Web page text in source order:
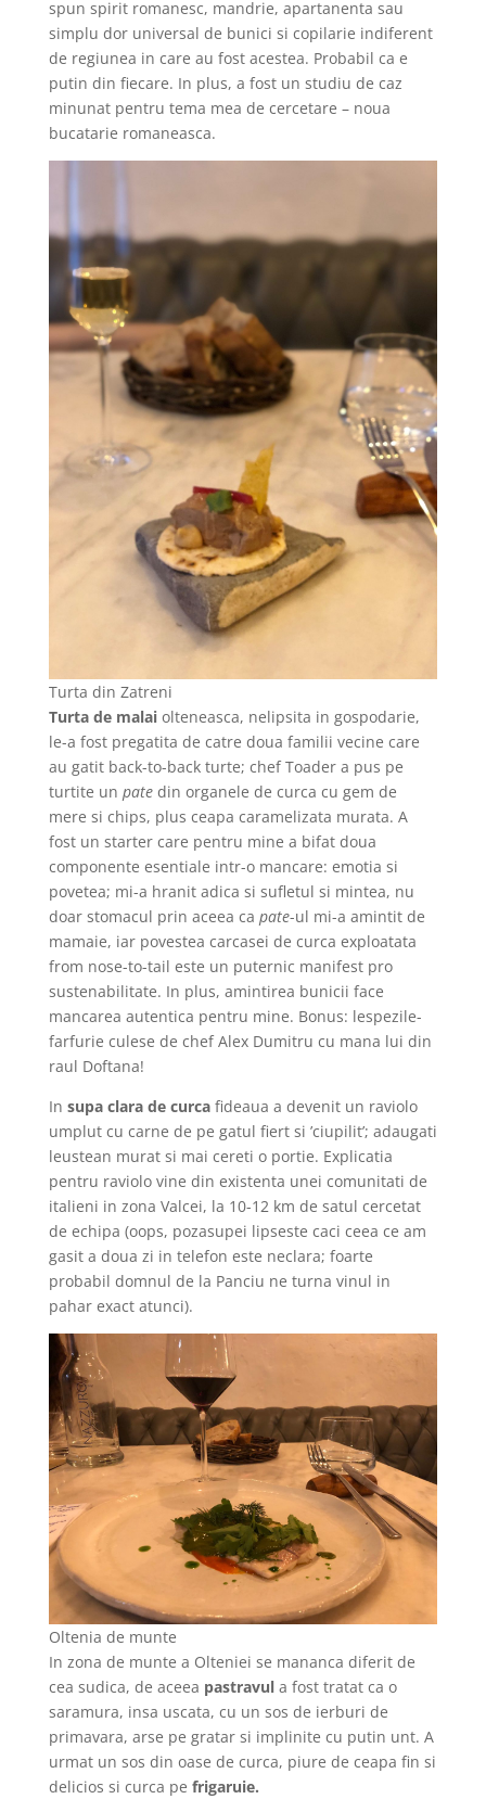
spun spirit romanesc, mandrie, apartanenta sau
simplu dor universal de bunici si copilarie indiferent
de regiunea in care au fost acestea. Probabil ca e
putin din fiecare. In plus, a fost un studiu de caz
minunat pentru tema mea de cercetare – noua
bucatarie romaneasca.
Turta din Zatreni
Turta de malai olteneasca, nelipsita in gospodarie,
le-a fost pregatita de catre doua familii vecine care
au gatit back-to-back turte; chef Toader a pus pe
turtite un patedin organele de curca cu gem de
mere si chips, plus ceapa caramelizata murata. A
fost un starter care pentru mine a bifat doua
componente esentiale intr-o mancare: emotia si
povetea; mi-a hranit adica si sufletul si mintea, nu
doar stomacul prin aceea ca pate-ul mi-a amintit de
mamaie, iar povestea carcasei de curca exploatata
from nose-to-tail este un puternic manifest pro
sustenabilitate. In plus, amintirea bunicii face
mancarea autentica pentru mine. Bonus: lespezile-
farfurie culese de chef Alex Dumitru cu mana lui din
raul Doftana!
In supa clara de curcafideaua a devenit un raviolo
umplut cu carne de pe gatul fiert si ’ciupilit’; adaugati
leustean murat si mai cereti o portie. Explicatia
pentru raviolo vine din existenta unei comunitati de
italieni in zona Valcei, la 10-12 km de satul cercetat
de echipa (oops, pozasupei lipseste caci ceea ce am
gasit a doua zi in telefon este neclara; foarte
probabil domnul de la Panciu ne turna vinul in
pahar exact atunci).
Oltenia de munte
In zona de munte a Olteniei se mananca diferit de
cea sudica, de aceea pastravul a fost tratat ca o
saramura, insa uscata, cu un sos de ierburi de
primavara, arse pe gratar si implinite cu putin unt. A
urmat un sos din oase de curca, piure de ceapa fin si
delicios si curca pe frigaruie.